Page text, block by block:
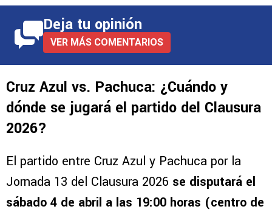
Deja tu opinión
VER MÁS COMENTARIOS
Cruz Azul vs. Pachuca: ¿Cuándo y
dónde se jugará el partido del Clausura
2026?
El partido entre Cruz Azul y Pachuca por la
Jornada 13 del Clausura 2026 se disputará el
sábado 4 de abril a las 19:00 horas (centro de